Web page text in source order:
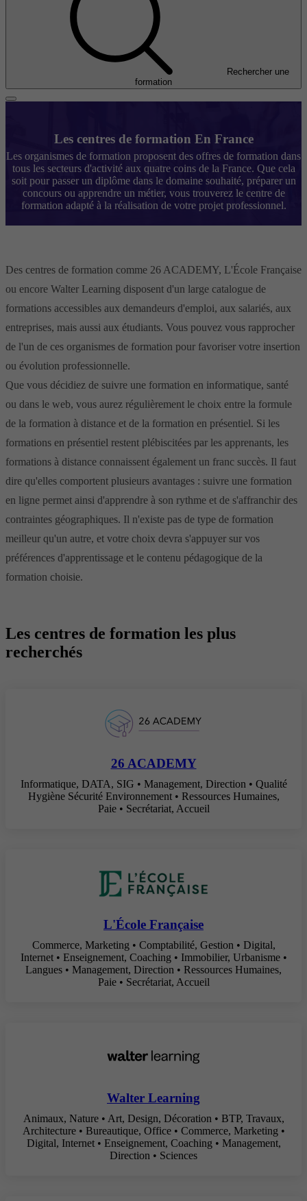
Rechercher une
formation
Les centres de formation En France
Les organismes de formation proposent des offres de formation dans
tous les secteurs d'activité aux quatre coins de la France. Que cela
soit pour passer un diplôme dans le domaine souhaité, préparer un
concours ou apprendre un métier, vous trouverez le centre de
formation adapté à la réalisation de votre projet professionnel.
Des centres de formation comme 26 ACADEMY, L'École Française
ou encore Walter Learning disposent d'un large catalogue de
formations accessibles aux demandeurs d'emploi, aux salariés, aux
entreprises, mais aussi aux étudiants. Vous pouvez vous rapprocher
de l'un de ces organismes de formation pour favoriser votre insertion
ou évolution professionnelle.
Que vous décidiez de suivre une formation en informatique, santé
ou dans le web, vous aurez régulièrement le choix entre la formule
de la formation à distance et de la formation en présentiel. Si les
formations en présentiel restent plébiscitées par les apprenants, les
formations à distance connaissent également un franc succès. Il faut
dire qu'elles comportent plusieurs avantages : suivre une formation
en ligne permet ainsi d'apprendre à son rythme et de s'affranchir des
contraintes géographiques. Il n'existe pas de type de formation
meilleur qu'un autre, et votre choix devra s'appuyer sur vos
préférences d'apprentissage et le contenu pédagogique de la
formation choisie.
Les centres de formation les plus
recherchés
26 ACADEMY
Informatique, DATA, SIG • Management, Direction • Qualité
Hygiène Sécurité Environnement • Ressources Humaines,
Paie • Secrétariat, Accueil
L'École Française
Commerce, Marketing • Comptabilité, Gestion • Digital,
Internet • Enseignement, Coaching • Immobilier, Urbanisme •
Langues • Management, Direction • Ressources Humaines,
Paie • Secrétariat, Accueil
Walter Learning
Animaux, Nature • Art, Design, Décoration • BTP, Travaux,
Architecture • Bureautique, Office • Commerce, Marketing •
Digital, Internet • Enseignement, Coaching • Management,
Direction • Sciences